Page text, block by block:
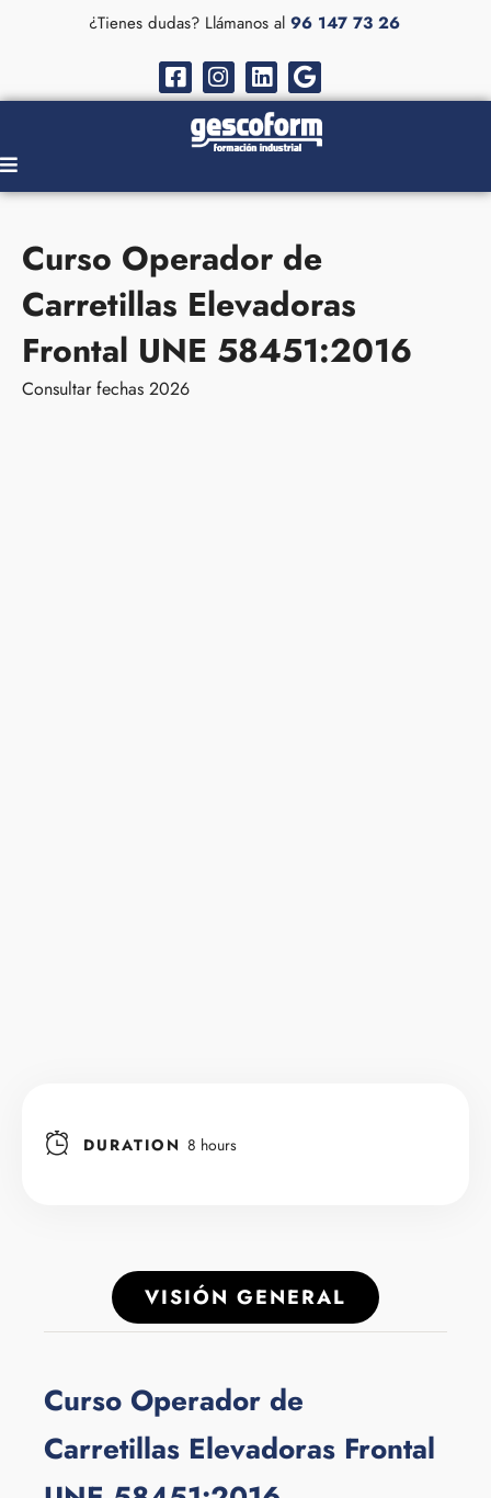
¿Tienes dudas? Llámanos al 96 147 73 26
Curso Operador de
Carretillas Elevadoras
Frontal UNE 58451:2016
Consultar fechas 2026
DURATION 8 hours
VISIÓN GENERAL
Curso Operador de
Carretillas Elevadoras Frontal